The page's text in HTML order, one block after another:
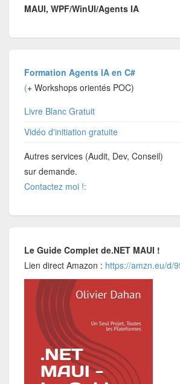
MAUI, WPF/WinUI/Agents IA
Formation Agents IA en C#
(+ Workshops orientés POC)
Livre Blanc Gratuit
Vidéo d'initiation gratuite
Autres services (Audit, Dev, Conseil)
sur demande.
Contactez moi !:
Le Guide Complet de.NET MAUI !
Lien direct Amazon : https://amzn.eu/d/